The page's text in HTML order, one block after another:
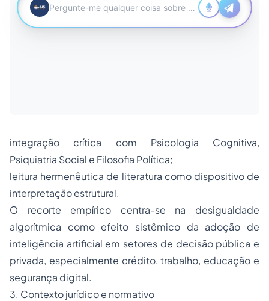
integração crítica com Psicologia Cognitiva,
Psiquiatria Social e Filosofia Política;
leitura hermenêutica de literatura como dispositivo de
interpretação estrutural.
O recorte empírico centra-se na desigualdade
algorítmica como efeito sistêmico da adoção de
inteligência artificial em setores de decisão pública e
privada, especialmente crédito, trabalho, educação e
segurança digital.
3. Contexto jurídico e normativo